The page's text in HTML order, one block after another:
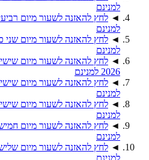
למנינם
◄
למנינם
◄
למנינם
◄
2026 למנינם
◄
למנינם
◄
למנינם
◄
למנינם
◄
למנינם